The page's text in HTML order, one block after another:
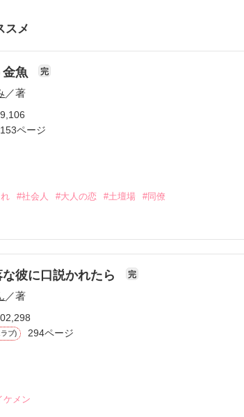
スメ
魚 完
／著
153ページ
#社会人 #大人の恋 #土壇場 #同僚
彼に口説かれたら 完
／著
ブ) 294ページ
ケメン